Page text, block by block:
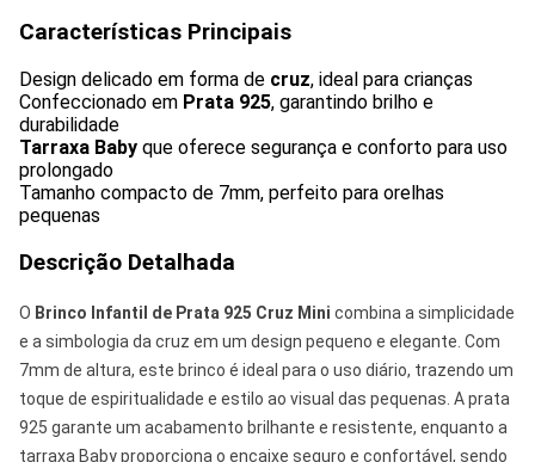
Características Principais
Design delicado em forma de cruz, ideal para crianças
Confeccionado em Prata 925, garantindo brilho e
durabilidade
Tarraxa Baby que oferece segurança e conforto para uso
prolongado
Tamanho compacto de 7mm, perfeito para orelhas
pequenas
Descrição Detalhada
O Brinco Infantil de Prata 925 Cruz Mini combina a simplicidade
e a simbologia da cruz em um design pequeno e elegante. Com
7mm de altura, este brinco é ideal para o uso diário, trazendo um
toque de espiritualidade e estilo ao visual das pequenas. A prata
925 garante um acabamento brilhante e resistente, enquanto a
tarraxa Baby proporciona o encaixe seguro e confortável, sendo